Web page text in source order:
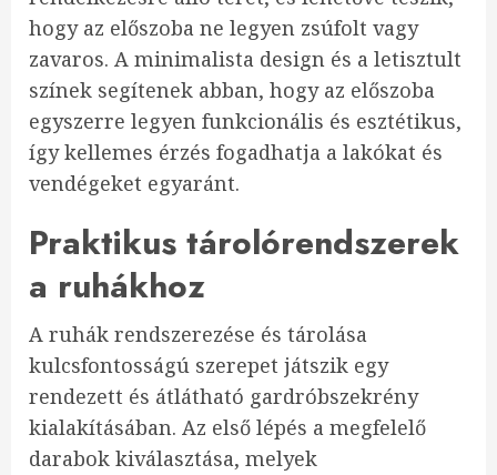
hogy az előszoba ne legyen zsúfolt vagy
zavaros. A minimalista design és a letisztult
színek segítenek abban, hogy az előszoba
egyszerre legyen funkcionális és esztétikus,
így kellemes érzés fogadhatja a lakókat és
vendégeket egyaránt.
Praktikus tárolórendszerek
a ruhákhoz
A ruhák rendszerezése és tárolása
kulcsfontosságú szerepet játszik egy
rendezett és átlátható gardróbszekrény
kialakításában. Az első lépés a megfelelő
darabok kiválasztása, melyek